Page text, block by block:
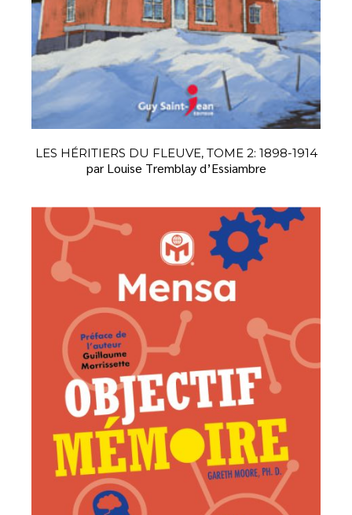
LES HÉRITIERS DU FLEUVE, TOME 2: 1898-1914
par Louise Tremblay d’Essiambre